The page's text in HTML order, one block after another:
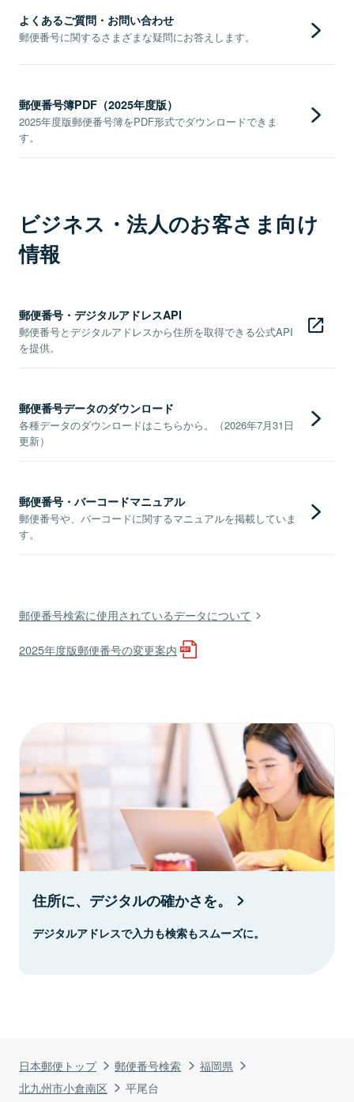
日本郵便トップ 郵便番号検索
福岡県
北九州市小倉南区
平尾台
よくあるご質問・お問い合わせ
郵便番号に関するさまざまな疑問にお答えします。
郵便番号簿PDF（2025年度版）
2025年度版郵便番号簿をPDF形式でダウンロードできま
す。
ビジネス・法人のお客さま向け
情報
郵便番号・デジタルアドレスAPI
郵便番号とデジタルアドレスから住所を取得できる公式API
を提供。
郵便番号データのダウンロード
各種データのダウンロードはこちらから。（2026年7月31日
更新）
郵便番号・バーコードマニュアル
郵便番号や、バーコードに関するマニュアルを掲載していま
す。
郵便番号検索に使用されているデータについて
2025年度版郵便番号の変更案内
住所に、デジタルの確かさを。
デジタルアドレスで入力も検索もスムーズに。